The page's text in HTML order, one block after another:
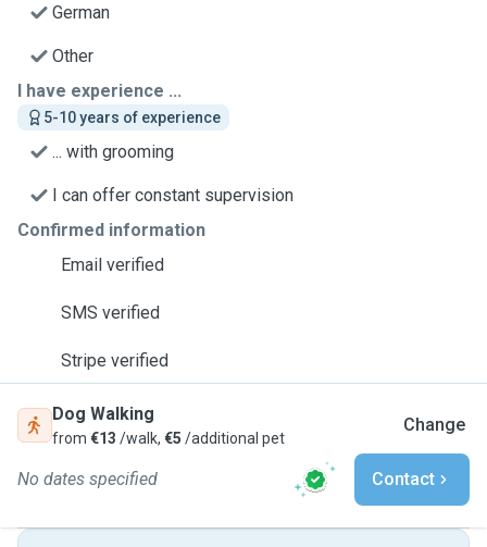
German
Other
I have experience ...
5-10 years of experience
... with grooming
I can offer constant supervision
Confirmed information
Email verified
SMS verified
Stripe verified
Dog Walking
from €13 /walk, €5 /additional pet
Change
No dates specified Contact